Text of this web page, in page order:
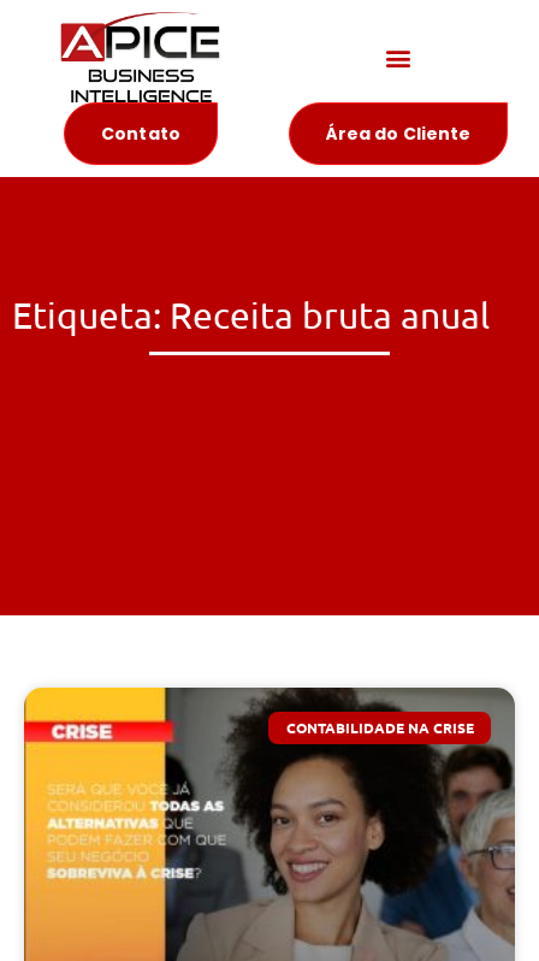
Contato Área do Cliente
Etiqueta: Receita bruta anual
CONTABILIDADE NA CRISE